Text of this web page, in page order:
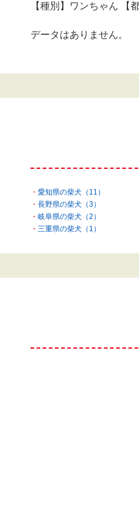
【種別】ワンちゃん 【
データはありません。
愛知県の柴犬（11）
長野県の柴犬（3）
岐阜県の柴犬（2）
三重県の柴犬（1）